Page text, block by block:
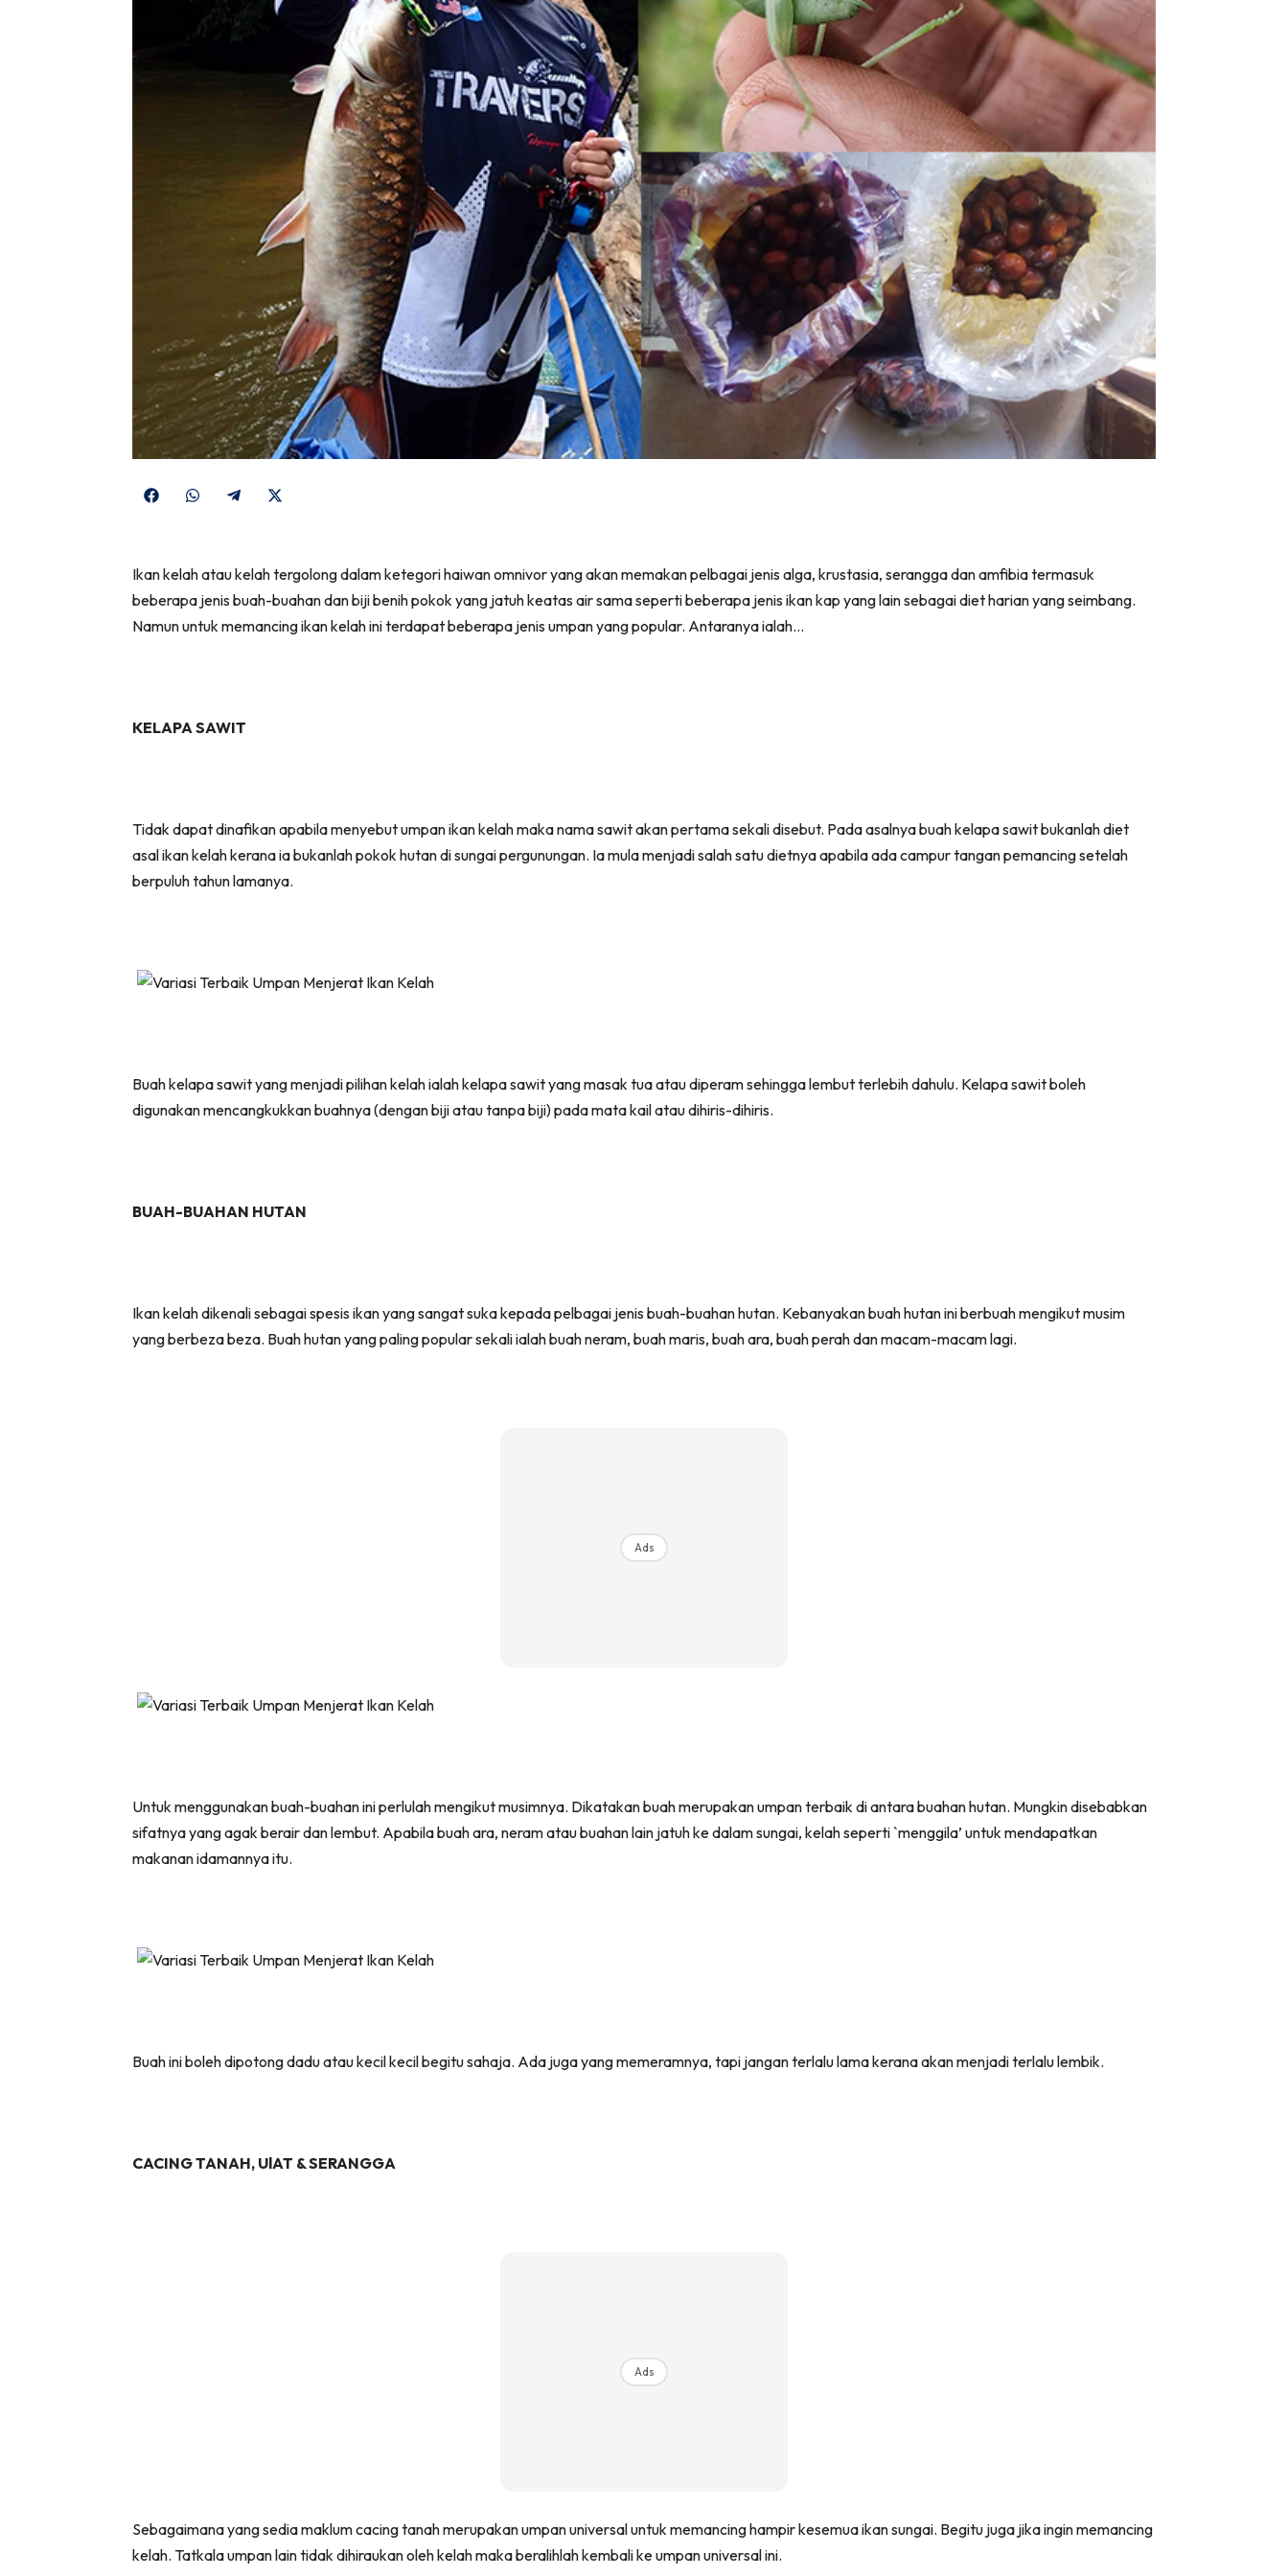
Share
Share
Share
(Twitter)
Ikan kelah atau kelah tergolong dalam ketegori haiwan omnivor yang akan memakan pelbagai jenis alga, krustasia, serangga dan amfibia termasuk
beberapa jenis buah-buahan dan biji benih pokok yang jatuh keatas air sama seperti beberapa jenis ikan kap yang lain sebagai diet harian yang seimbang.
Namun untuk memancing ikan kelah ini terdapat beberapa jenis umpan yang popular. Antaranya ialah…
KELAPA SAWIT
Tidak dapat dinafikan apabila menyebut umpan ikan kelah maka nama sawit akan pertama sekali disebut. Pada asalnya buah kelapa sawit bukanlah diet
asal ikan kelah kerana ia bukanlah pokok hutan di sungai pergunungan. Ia mula menjadi salah satu dietnya apabila ada campur tangan pemancing setelah
berpuluh tahun lamanya.
Buah kelapa sawit yang menjadi pilihan kelah ialah kelapa sawit yang masak tua atau diperam sehingga lembut terlebih dahulu. Kelapa sawit boleh
digunakan mencangkukkan buahnya (dengan biji atau tanpa biji) pada mata kail atau dihiris-dihiris.
BUAH-BUAHAN HUTAN
Ikan kelah dikenali sebagai spesis ikan yang sangat suka kepada pelbagai jenis buah-buahan hutan. Kebanyakan buah hutan ini berbuah mengikut musim
yang berbeza beza. Buah hutan yang paling popular sekali ialah buah neram, buah maris, buah ara, buah perah dan macam-macam lagi.
Ads
Untuk menggunakan buah-buahan ini perlulah mengikut musimnya. Dikatakan buah merupakan umpan terbaik di antara buahan hutan. Mungkin disebabkan
sifatnya yang agak berair dan lembut. Apabila buah ara, neram atau buahan lain jatuh ke dalam sungai, kelah seperti `menggila’ untuk mendapatkan
makanan idamannya itu.
Buah ini boleh dipotong dadu atau kecil kecil begitu sahaja. Ada juga yang memeramnya, tapi jangan terlalu lama kerana akan menjadi terlalu lembik.
CACING TANAH, UlAT & SERANGGA
Ads
Sebagaimana yang sedia maklum cacing tanah merupakan umpan universal untuk memancing hampir kesemua ikan sungai. Begitu juga jika ingin memancing
kelah. Tatkala umpan lain tidak dihiraukan oleh kelah maka beralihlah kembali ke umpan universal ini.